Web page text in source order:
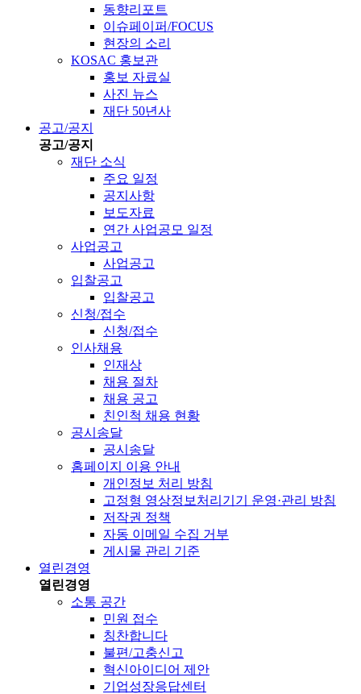
동향리포트
이슈페이퍼/FOCUS
현장의 소리
KOSAC 홍보관
홍보 자료실
사진 뉴스
재단 50년사
공고/공지
공고/공지
재단 소식
주요 일정
공지사항
보도자료
연간 사업공모 일정
사업공고
사업공고
입찰공고
입찰공고
신청/접수
신청/접수
인사채용
인재상
채용 절차
채용 공고
친인척 채용 현황
공시송달
공시송달
홈페이지 이용 안내
개인정보 처리 방침
고정형 영상정보처리기기 운영·관리 방침
저작권 정책
자동 이메일 수집 거부
게시물 관리 기준
열린경영
열린경영
소통 공간
민원 접수
칭찬합니다
불편/고충신고
혁신아이디어 제안
기업성장응답센터